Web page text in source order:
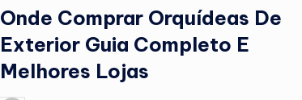
Onde Comprar Orquídeas De
Exterior Guia Completo E
Melhores Lojas